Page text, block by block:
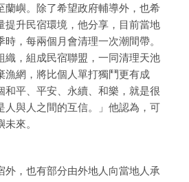
蘭嶼。除了希望政府輔導外，也希
提升民宿環境，他分享，目前當地
，每兩個月會清理一次潮間帶。
織，組成民宿聯盟，一同清理天池
漁網，將比個人單打獨鬥更有成
和平、平安、永續、和樂，就是很
人與人之間的互信。」他認為，可
來。
外，也有部分由外地人向當地人承